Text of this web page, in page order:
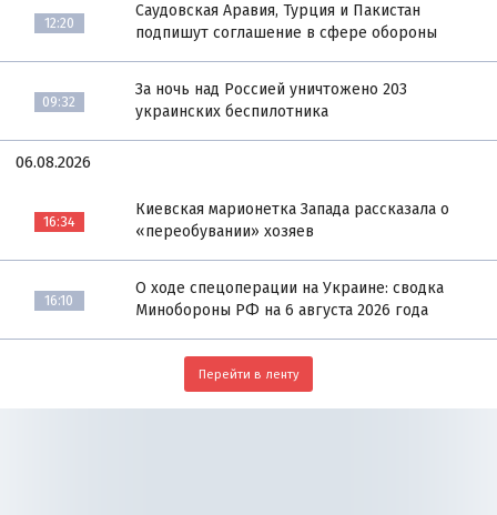
12:20
Саудовская Аравия, Турция и Пакистан
подпишут соглашение в сфере обороны
09:32
За ночь над Россией уничтожено 203
украинских беспилотника
06.08.2026
16:34
Киевская марионетка Запада рассказала о
«переобувании» хозяев
16:10
О ходе спецоперации на Украине: сводка
Минобороны РФ на 6 августа 2026 года
Перейти в ленту